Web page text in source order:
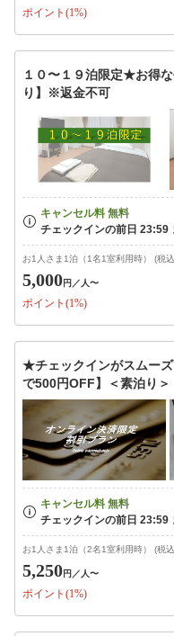
ポイント(1%)
１０〜１９泊限定★お得
り】※返金不可
お1人さま1泊（1名1室利用時） (税
5,000円 ／人〜
ポイント(1%)
★チェックインがスムー
で500円OFF】＜素泊り＞
お1人さま1泊（2名1室利用時） (税
5,250円 ／人〜
ポイント(1%)